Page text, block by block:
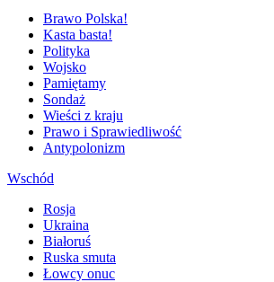
Brawo Polska!
Kasta basta!
Polityka
Wojsko
Pamiętamy
Sondaż
Wieści z kraju
Prawo i Sprawiedliwość
Antypolonizm
Wschód
Rosja
Ukraina
Białoruś
Ruska smuta
Łowcy onuc